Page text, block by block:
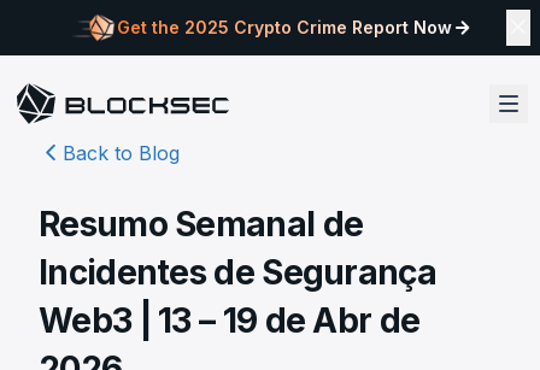
Get the 2025 Crypto Crime Report Now
Back to Blog
Resumo Semanal de
Incidentes de Segurança
Web3 | 13 – 19 de Abr de